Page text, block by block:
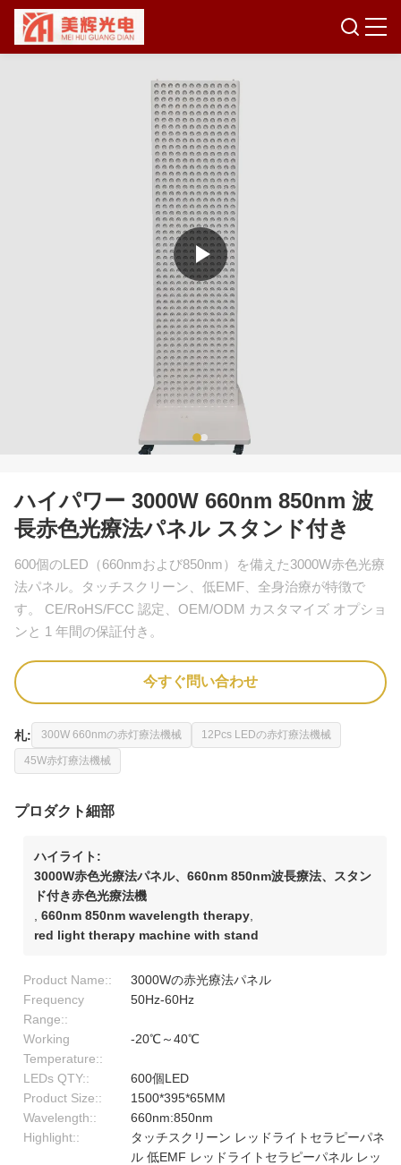
ハイパワー 3000W 660nm 850nm 波
長赤色光療法パネル スタンド付き
600個のLED（660nmおよび850nm）を備えた3000W赤色光療
法パネル。タッチスクリーン、低EMF、全身治療が特徴で
す。 CE/RoHS/FCC 認定、OEM/ODM カスタマイズ オプショ
ンと 1 年間の保証付き。
今すぐ問い合わせ
札: 300W 660nmの赤灯療法機械 12Pcs LEDの赤灯療法機械
45W赤灯療法機械
プロダクト細部
ハイライト:
3000W赤色光療法パネル、660nm 850nm波長療法、スタン
ド付き赤色光療法機
660nm 850nm wavelength therapy
red light therapy machine with stand
Product Name::
3000Wの赤光療法パネル
Frequency
Range::
50Hz-60Hz
Working
Temperature::
-20℃～40℃
LEDs QTY::
600個LED
Product Size::
1500*395*65MM
Wavelength::
660nm:850nm
Highlight::
タッチスクリーン レッドライトセラピーパネ
ル 低EMF レッドライトセラピーパネル レッ